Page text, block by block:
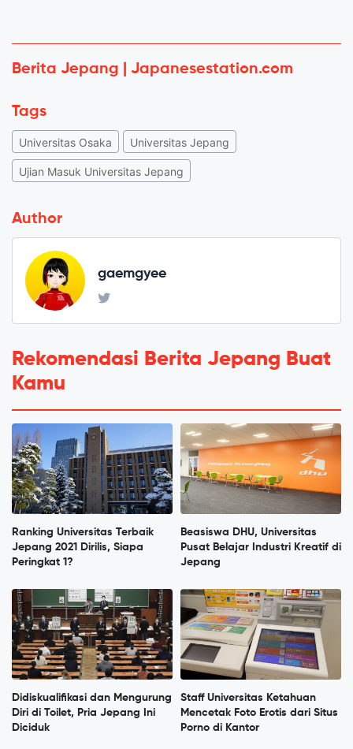
Berita Jepang | Japanesestation.com
Tags
Universitas Osaka Universitas Jepang
Ujian Masuk Universitas Jepang
Author
gaemgyee
Rekomendasi Berita Jepang Buat
Kamu
Ranking Universitas Terbaik
Jepang 2021 Dirilis, Siapa
Peringkat 1?
Beasiswa DHU, Universitas
Pusat Belajar Industri Kreatif di
Jepang
Didiskualifikasi dan Mengurung
Diri di Toilet, Pria Jepang Ini
Diciduk
Staff Universitas Ketahuan
Mencetak Foto Erotis dari Situs
Porno di Kantor